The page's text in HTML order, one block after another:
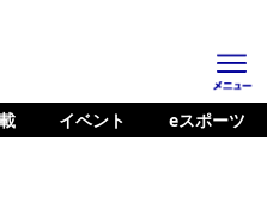
イベント eスポーツ